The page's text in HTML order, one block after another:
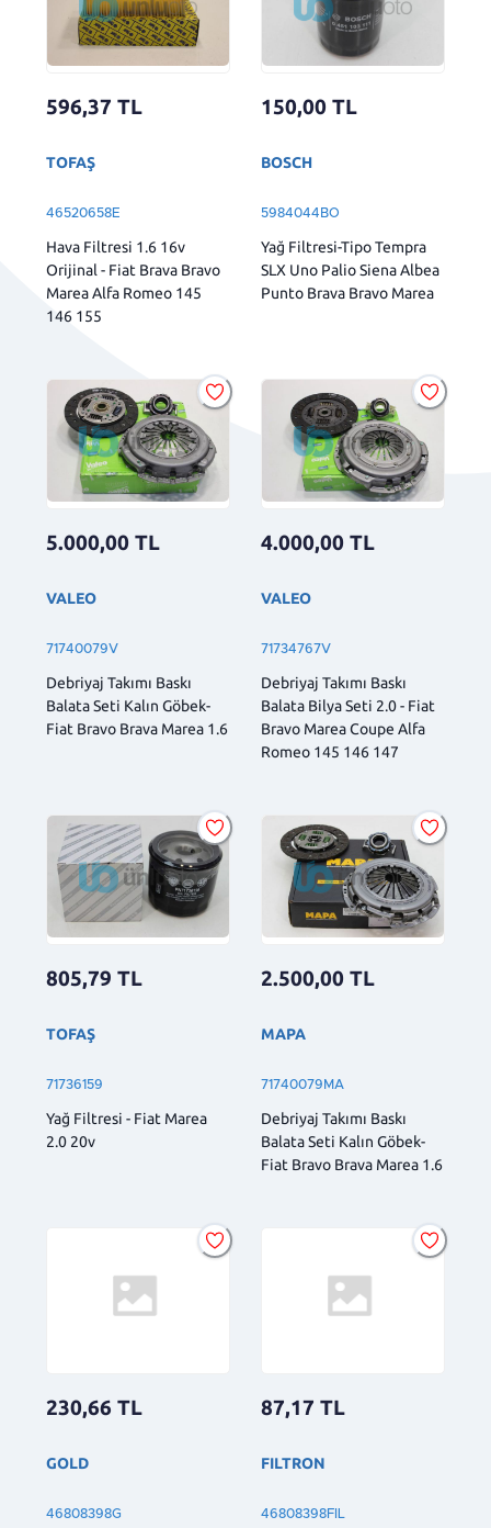
596,37 TL
TOFAŞ
46520658E
Hava Filtresi 1.6 16v
Orijinal - Fiat Brava Bravo
Marea Alfa Romeo 145
146 155
150,00 TL
BOSCH
5984044BO
Yağ Filtresi-Tipo Tempra
SLX Uno Palio Siena Albea
Punto Brava Bravo Marea
5.000,00 TL
VALEO
71740079V
Debriyaj Takımı Baskı
Balata Seti Kalın Göbek-
Fiat Bravo Brava Marea 1.6
4.000,00 TL
VALEO
71734767V
Debriyaj Takımı Baskı
Balata Bilya Seti 2.0 - Fiat
Bravo Marea Coupe Alfa
Romeo 145 146 147
805,79 TL
TOFAŞ
71736159
Yağ Filtresi - Fiat Marea
2.0 20v
2.500,00 TL
MAPA
71740079MA
Debriyaj Takımı Baskı
Balata Seti Kalın Göbek-
Fiat Bravo Brava Marea 1.6
230,66 TL
GOLD
46808398G
87,17 TL
FILTRON
46808398FIL